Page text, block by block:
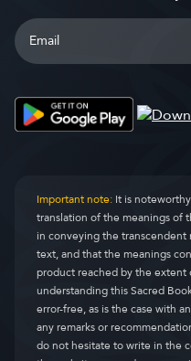
Important note:It is
translation of the meanings of
in conveying the transcendent
text, and that the meanings
product reached by the extent
understanding this Sacred
error-free, as is the case with
any remarks or
do not hesitate to write in the